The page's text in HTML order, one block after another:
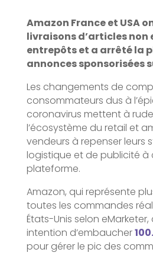
Amazon France et USA
livraisons d’articles non
entrepôts et a arrêté la
annonces sponsorisées
Les changements de
consommateurs dus à
coronavirus mettent à
l’écosystème du retail et
vendeurs à repenser leurs
logistique et de publicité à
plateforme.
Amazon, qui représente
toutes les commandes
États-Unis selon
intention d’embaucher
pour gérer le pic des